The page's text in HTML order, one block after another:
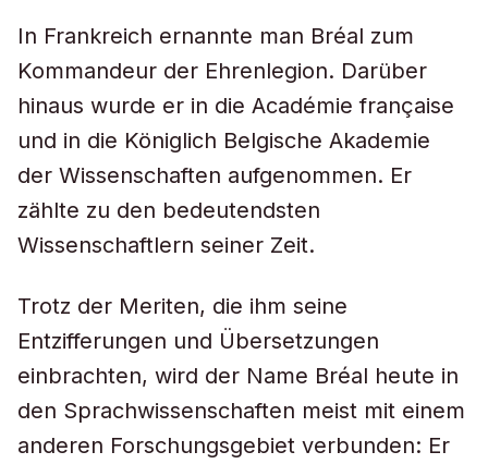
In Frankreich ernannte man Bréal zum
Kommandeur der Ehrenlegion. Darüber
hinaus wurde er in die Académie française
und in die Königlich Belgische Akademie
der Wissenschaften aufgenommen. Er
zählte zu den bedeutendsten
Wissenschaftlern seiner Zeit.
Trotz der Meriten, die ihm seine
Entzifferungen und Übersetzungen
einbrachten, wird der Name Bréal heute in
den Sprachwissenschaften meist mit einem
anderen Forschungsgebiet verbunden: Er